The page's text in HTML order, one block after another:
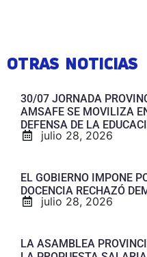
OTRAS NOTICIAS
30/07 JORNADA
AMSAFE SE MOVILIZA
DEFENSA DE LA
julio 28, 2026
EL GOBIERNO IMPONE
DOCENCIA RECHAZÓ
julio 28, 2026
LA ASAMBLEA